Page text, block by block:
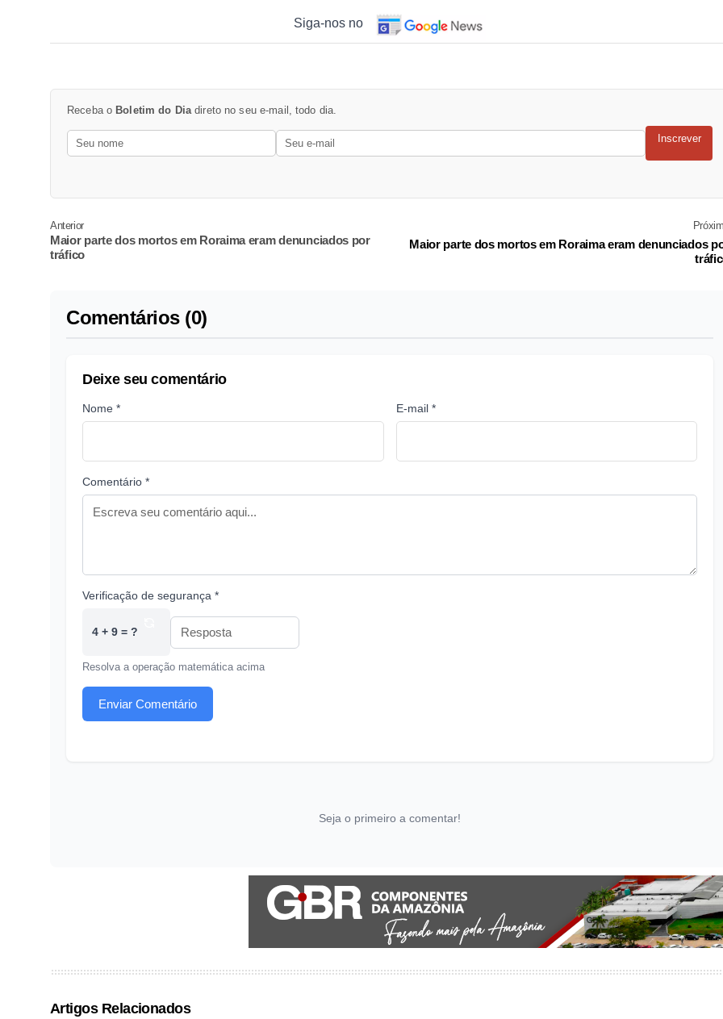
Siga-nos no
Receba o Boletim do Diadireto no seu e-mail, todo dia.
Inscrever
Anterior
Maior parte dos mortos em Roraima eram denunciados por
tráfico
Maior parte dos mortos em Roraima eram denunciados
Comentários (0)
Deixe seu comentário
Nome * E-mail *
Comentário *
Verificação de segurança *
4 + 9 = ?
Resolva a operação matemática acima
Enviar Comentário
Seja o primeiro a comentar!
Artigos Relacionados